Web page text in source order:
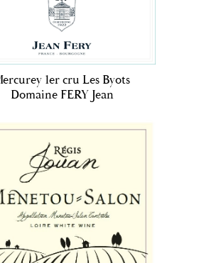
1er cru Les Byots
Domaine FERY Jean